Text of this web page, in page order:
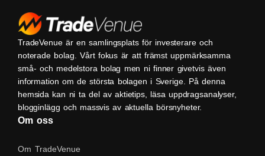
TradeVenue är en samlingsplats för investerare och
noterade bolag. Vårt fokus är att främst uppmärksamma
små- och medelstora bolag men ni finner givetvis även
information om de största bolagen i Sverige. På denna
hemsida kan ni ta del av aktietips, läsa uppdragsanalyser,
blogginlägg och massvis av aktuella börsnyheter.
Om oss
Om TradeVenue